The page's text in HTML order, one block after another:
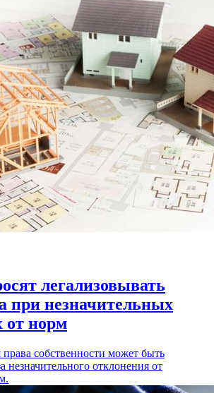
легализовывать
при незначительных
от норм
права собственности может быть
незначительного отклонения от